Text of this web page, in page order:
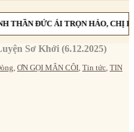
THẦN ĐỨC ÁI TRỌN HẢO, CHỊ
Sơ Khởi (6.12.2025)
ƠN GỌI MÂN CÔI Tin tức TIN